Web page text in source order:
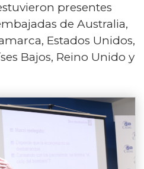
presentes
de Australia,
Estados Unidos,
Bajos, Reino Unido y